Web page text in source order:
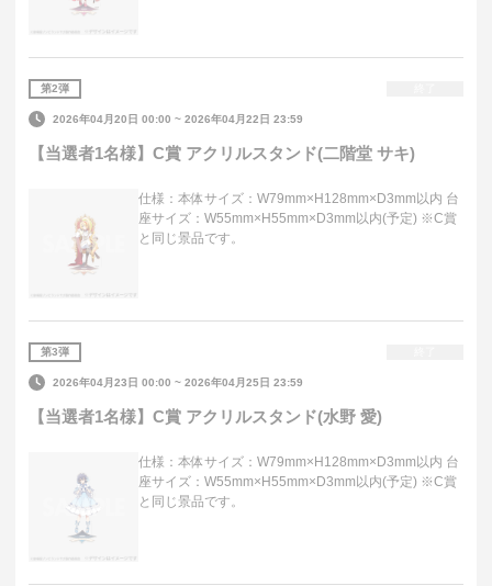
第2弾
2026年04月20日 00:00 ~2026年04月22日 23:59
【当選者1名様】C賞 アクリルスタンド(二階堂 サキ)
仕様：本体サイズ：W79mm×H128mm×D3mm以内 台
座サイズ：W55mm×H55mm×D3mm以内(予定) ※C賞
と同じ景品です。
第3弾
2026年04月23日 00:00 ~2026年04月25日 23:59
【当選者1名様】C賞 アクリルスタンド(水野 愛)
仕様：本体サイズ：W79mm×H128mm×D3mm以内 台
座サイズ：W55mm×H55mm×D3mm以内(予定) ※C賞
と同じ景品です。